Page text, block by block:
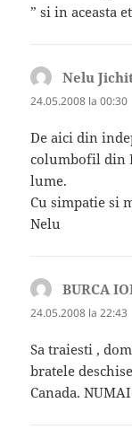
” si in aceasta
Nelu
24.05.2008 la 00:30
De aici din
columbofil din
lume.
Cu simpatie si
Nelu
BURCA
24.05.2008 la 22:43
Sa traiesti ,
bratele
Canada.